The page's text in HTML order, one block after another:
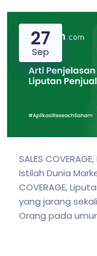
27
Sep
SALES
Istilah Dunia
COVERAGE,
yang jarang
Orang pada